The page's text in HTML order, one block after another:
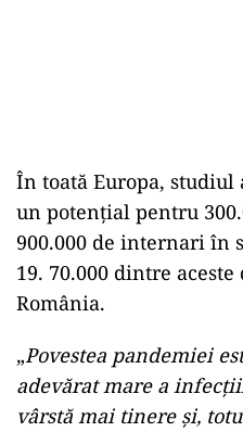
În toată Europa, studiul
un potențial pentru
900.000 de internari în
19. 70.000 dintre
România.
„Povestea pandemiei
adevărat mare a
vârstă mai tinere și,